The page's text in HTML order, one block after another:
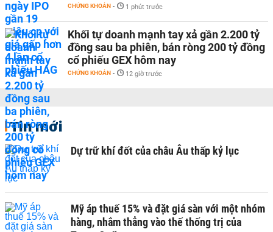
CHỨNG KHOÁN - 1 phút trước
Khối tự doanh mạnh tay xả gần 2.200 tỷ
đồng sau ba phiên, bán ròng 200 tỷ đồng
cổ phiếu GEX hôm nay
CHỨNG KHOÁN - 12 giờ trước
Tin mới
Dự trữ khí đốt của châu Âu thấp kỷ lục
Mỹ áp thuế 15% và đặt giá sàn với một nhóm
hàng, nhắm thẳng vào thế thống trị của